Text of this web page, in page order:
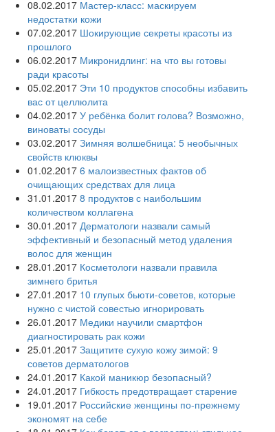
08.02.2017 Мастер-класс: маскируем
недостатки кожи
07.02.2017 Шокирующие секреты красоты из
прошлого
06.02.2017 Микронидлинг: на что вы готовы
ради красоты
05.02.2017 Эти 10 продуктов способны избавить
вас от целлюлита
04.02.2017 У ребёнка болит голова? Возможно,
виноваты сосуды
03.02.2017 Зимняя волшебница: 5 необычных
свойств клюквы
01.02.2017 6 малоизвестных фактов об
очищающих средствах для лица
31.01.2017 8 продуктов с наибольшим
количеством коллагена
30.01.2017 Дерматологи назвали самый
эффективный и безопасный метод удаления
волос для женщин
28.01.2017 Косметологи назвали правила
зимнего бритья
27.01.2017 10 глупых бьюти-советов, которые
нужно с чистой совестью игнорировать
26.01.2017 Медики научили смартфон
диагностировать рак кожи
25.01.2017 Защитите сухую кожу зимой: 9
советов дерматологов
24.01.2017 Какой маникюр безопасный?
24.01.2017 Гибкость предотвращает старение
19.01.2017 Российские женщины по-прежнему
экономят на себе